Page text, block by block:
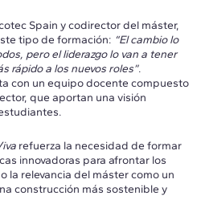
Spain y codirector del máster,
tipo de formación: “El cambio lo
pero el liderazgo lo van a tener
rápido a los nuevos roles”.
con un equipo docente compuesto
que aportan una visión
refuerza la necesidad de formar
innovadoras para afrontar los
la relevancia del máster como un
construcción más sostenible y